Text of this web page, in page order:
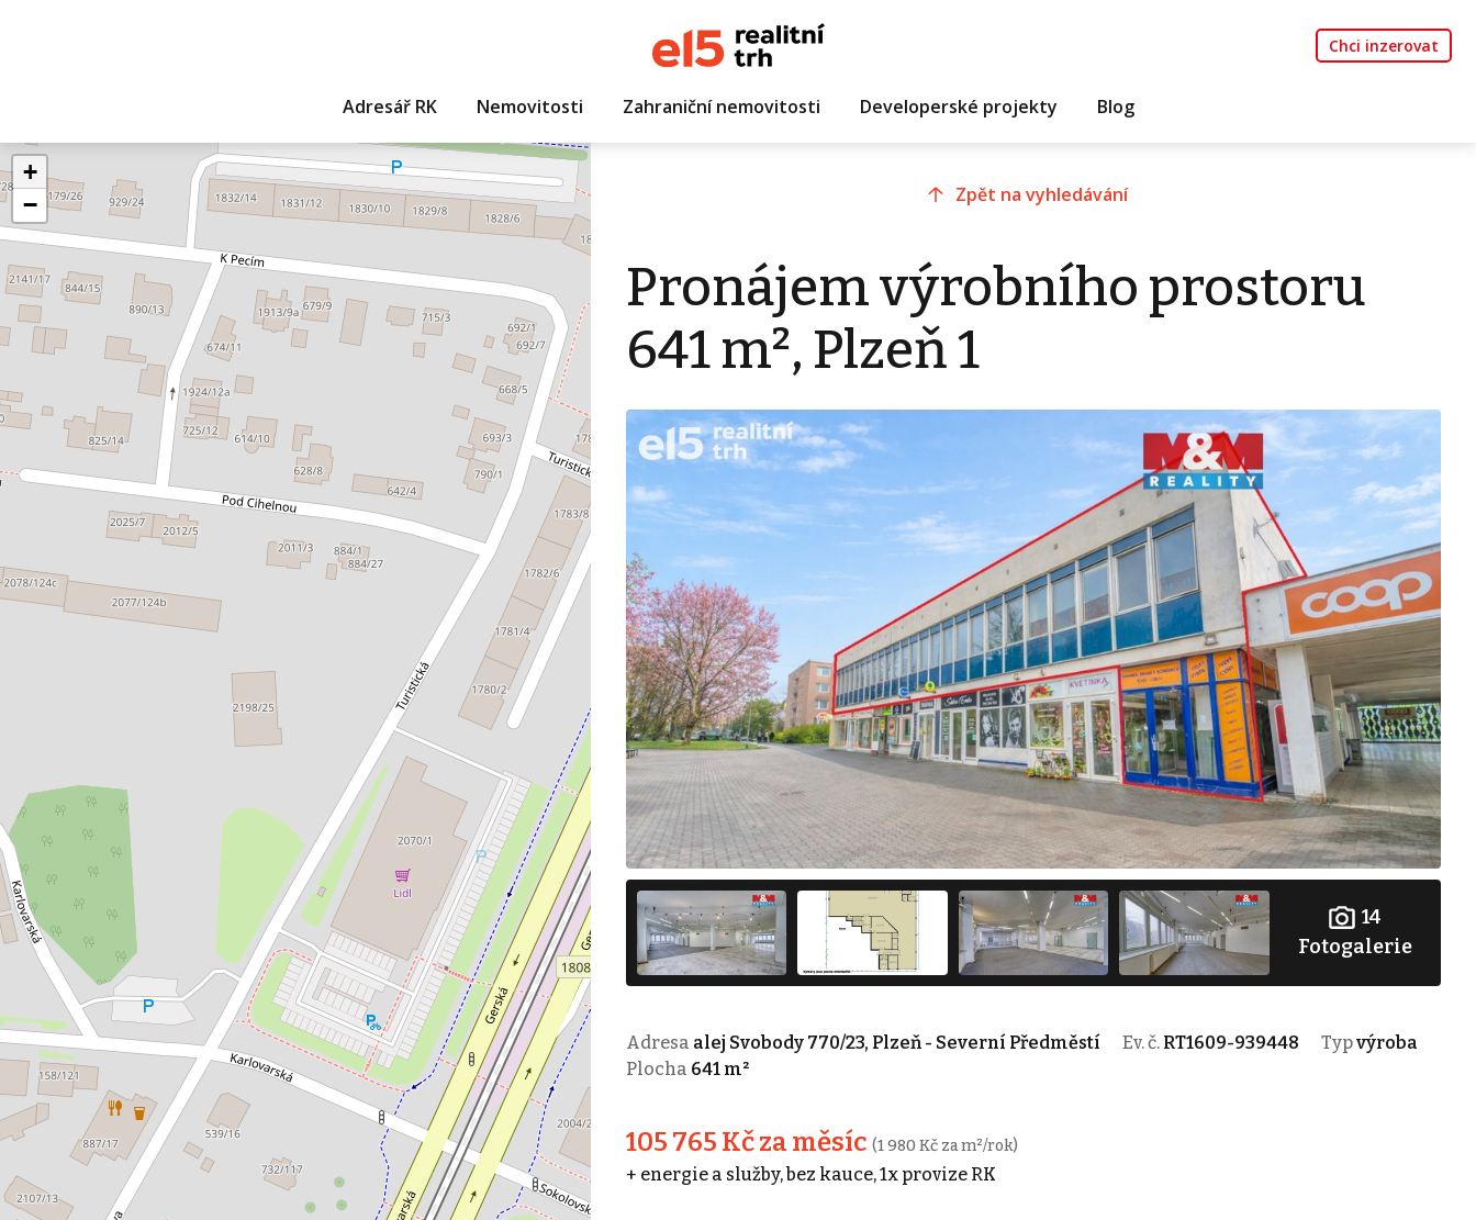
Chci inzerovat
Adresář RK Nemovitosti Zahraniční nemovitosti Developerské projekty Blog
+
−
Zpět na vyhledávání
Pronájem výrobního prostoru
641 m², Plzeň 1
14
Fotogalerie
Adresa alej Svobody 770/23, Plzeň - Severní Předměstí Ev. č. RT1609-939448 Typvýroba
Plocha 641 m²
105 765 Kč za měsíc (1 980 Kč za m²/rok)
+ energie a služby, bez kauce, 1x provize RK